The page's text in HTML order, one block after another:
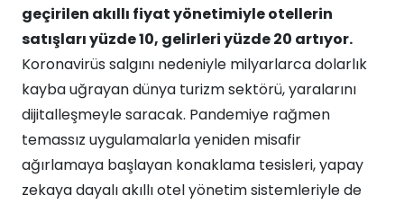
geçirilen akıllı fiyat yönetimiyle otellerin
satışları yüzde 10, gelirleri yüzde 20 artıyor.
Koronavirüs salgını nedeniyle milyarlarca dolarlık
kayba uğrayan dünya turizm sektörü, yaralarını
dijitalleşmeyle saracak. Pandemiye rağmen
temassız uygulamalarla yeniden misafir
ağırlamaya başlayan konaklama tesisleri, yapay
zekaya dayalı akıllı otel yönetim sistemleriyle de